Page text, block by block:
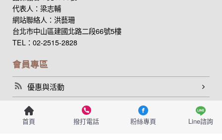
代表人：梁志輔
網站聯絡人：洪藝珊
台北市中山區建國北路二段66號5樓
TEL：02-2515-2828
會員專區
優惠與活動
會員專區
同業專區
首頁 撥打電話 粉絲專頁 Line諮詢